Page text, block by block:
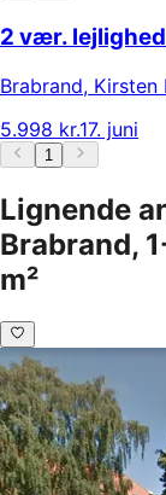
2 vær. lejlighed
Brabrand, Kirsten
5.998 kr.17. juni
1
Lignende
Brabrand,
m²